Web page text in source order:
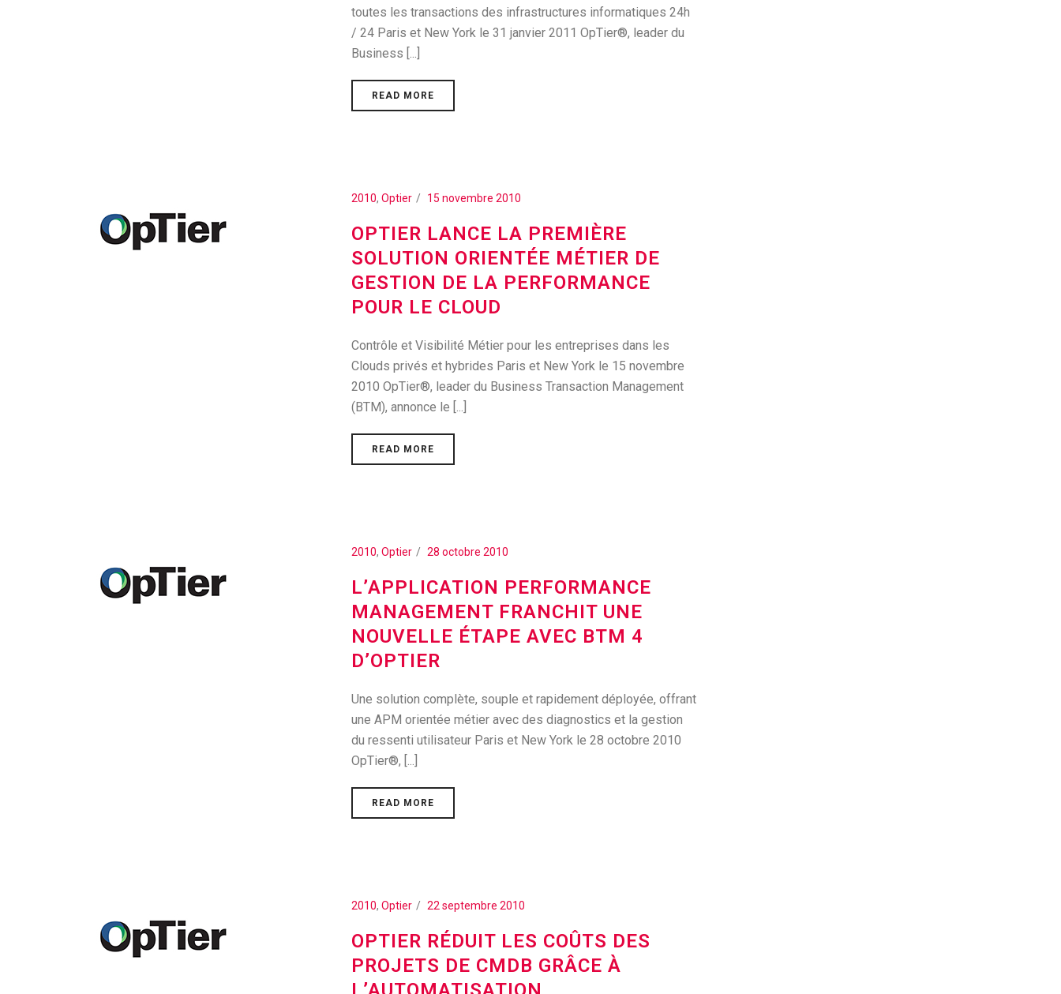
toutes les transactions des infrastructures informatiques 24h
/ 24 Paris et New York le 31 janvier 2011 OpTier®, leader du
Business [...]
READ MORE
2010,Optier 15 novembre 2010
OPTIER LANCE LA PREMIÈRE
SOLUTION ORIENTÉE MÉTIER DE
GESTION DE LA PERFORMANCE
POUR LE CLOUD
Contrôle et Visibilité Métier pour les entreprises dans les
Clouds privés et hybrides Paris et New York le 15 novembre
2010 OpTier®, leader du Business Transaction Management
(BTM), annonce le [...]
READ MORE
2010,Optier 28 octobre 2010
L’APPLICATION PERFORMANCE
MANAGEMENT FRANCHIT UNE
NOUVELLE ÉTAPE AVEC BTM 4
D’OPTIER
Une solution complète, souple et rapidement déployée, offrant
une APM orientée métier avec des diagnostics et la gestion
du ressenti utilisateur Paris et New York le 28 octobre 2010
OpTier®, [...]
READ MORE
2010,Optier 22 septembre 2010
OPTIER RÉDUIT LES COÛTS DES
PROJETS DE CMDB GRÂCE À